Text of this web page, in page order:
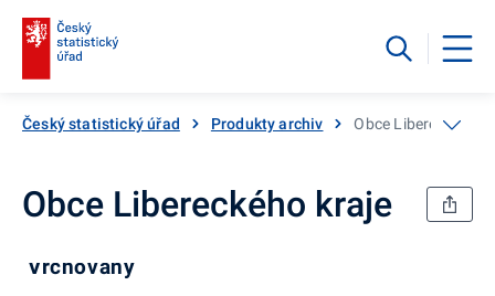
Český statistický úřad Produkty archiv Obce Libereckého
Obce Libereckého kraje
Vrchovany